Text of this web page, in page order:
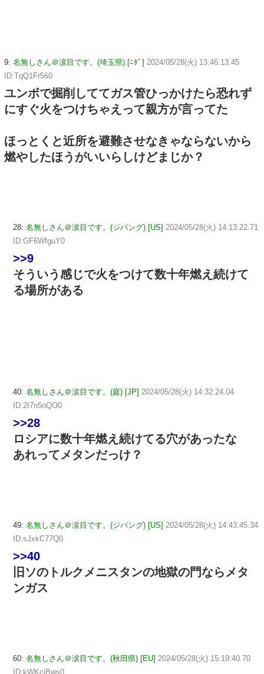
9: 名無しさん＠涙目です。(埼玉県) [ﾆﾀﾞ] 2024/05/28(火) 13:46:13.45
ID:TqQ1Fr560
ユンボで掘削しててガス管ひっかけたら恐れず
にすぐ火をつけちゃえって親方が言ってた
ほっとくと近所を避難させなきゃならないから
燃やしたほうがいいらしけどまじか？
28: 名無しさん＠涙目です。(ジパング) [US] 2024/05/28(火) 14:13:22.71
ID:GF6WfguY0
>>9
そういう感じで火をつけて数十年燃え続けて
る場所がある
40: 名無しさん＠涙目です。(庭) [JP] 2024/05/28(火) 14:32:24.04
ID:2I7n5nQO0
>>28
ロシアに数十年燃え続けてる穴があったな
あれってメタンだっけ？
49: 名無しさん＠涙目です。(ジパング) [US] 2024/05/28(火) 14:43:45.34
ID:sJxkC77Q0
>>40
旧ソのトルクメニスタンの地獄の門ならメタ
ンガス
60: 名無しさん＠涙目です。(秋田県) [EU] 2024/05/28(火) 15:19:40.70
ID:kWKciBws0